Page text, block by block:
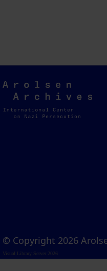
Arolsen
Archives
© Copyright 2026
Visual Library Server 2026